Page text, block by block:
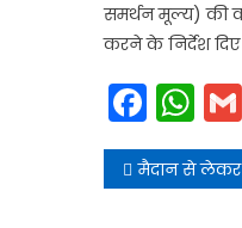
समर्थन मूल्य) की
करने के निर्देश
Postमैदान से लेकर पहाड़ तक, हर जगह उत्साह और